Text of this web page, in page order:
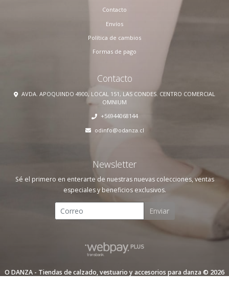
Contacto
Envíos
Política de cambios
Formas de pago
Contacto
AVDA. APOQUINDO 4900, LOCAL 151, LAS CONDES. CENTRO COMERCIAL
OMNIUM
+56944068144
odinfo@odanza.cl
Newsletter
Sé el primero en enterarte de nuestras nuevas colecciones, ventas
especiales y beneficios exclusivos.
Enviar
O DANZA - Tiendas de calzado, vestuario y accesorios para danza © 2026